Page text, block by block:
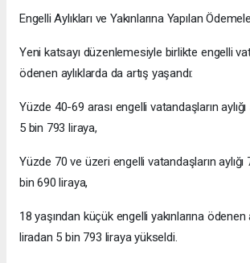
Engelli Aylıkları ve Yakınlarına Yapılan
Yeni katsayı düzenlemesiyle birlikte engelli
ödenen aylıklarda da artış yaşandı:
Yüzde 40-69 arası engelli vatandaşların
5 bin 793 liraya,
Yüzde 70 ve üzeri engelli vatandaşların
bin 690 liraya,
18 yaşından küçük engelli yakınlarına ödenen
liradan 5 bin 793 liraya yükseldi.